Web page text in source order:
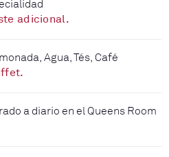
adicional.
Agua, Tés, Café
a diario en el Queens Room